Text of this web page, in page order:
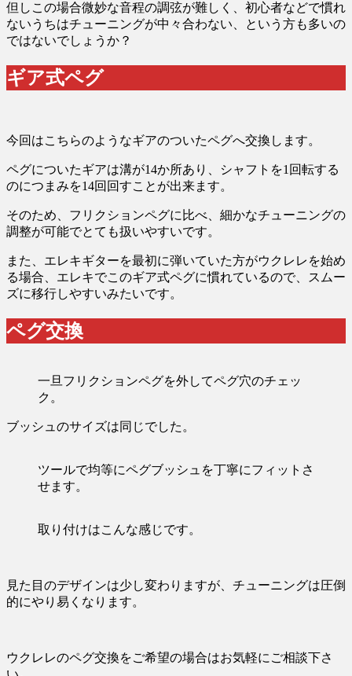
但しこの場合微妙な音程の調弦が難しく、初心者などで慣れ
ないうちはチューニングが中々合わない、という方も多いの
ではないでしょうか？
ギア式ペグ
今回はこちらのようなギアのついたペグへ交換します。
ペグについたギアは溝が14か所あり、シャフトを1回転する
のにつまみを14回回すことが出来ます。
そのため、フリクションペグに比べ、細かなチューニングの
調整が可能でとても扱いやすいです。
また、エレキギターを最初に弾いていた方がウクレレを始め
る場合、エレキでこのギア式ペグに慣れているので、スムー
ズに移行しやすいみたいです。
ペグ交換
一旦フリクションペグを外してペグ穴のチェッ
ク。
ブッシュのサイズは同じでした。
ツールで均等にペグブッシュを丁寧にフィットさ
せます。
取り付けはこんな感じです。
見た目のデザインは少し変わりますが、チューニングは圧倒
的にやり易くなります。
ウクレレのペグ交換をご希望の場合はお気軽にご相談下さ